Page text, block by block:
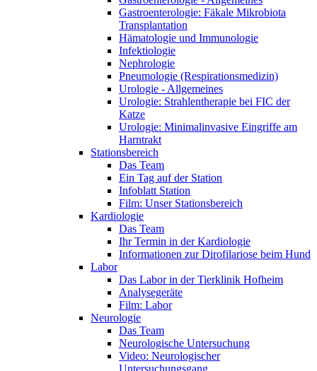
Gastroenterologie: Fäkale Mikrobiota
Transplantation
Hämatologie und Immunologie
Infektiologie
Nephrologie
Pneumologie (Respirationsmedizin)
Urologie - Allgemeines
Urologie: Strahlentherapie bei FIC der
Katze
Urologie: Minimalinvasive Eingriffe am
Harntrakt
Stationsbereich
Das Team
Ein Tag auf der Station
Infoblatt Station
Film: Unser Stationsbereich
Kardiologie
Das Team
Ihr Termin in der Kardiologie
Informationen zur Dirofilariose beim Hund
Labor
Das Labor in der Tierklinik Hofheim
Analysegeräte
Film: Labor
Neurologie
Das Team
Neurologische Untersuchung
Video: Neurologischer
Untersuchungsgang